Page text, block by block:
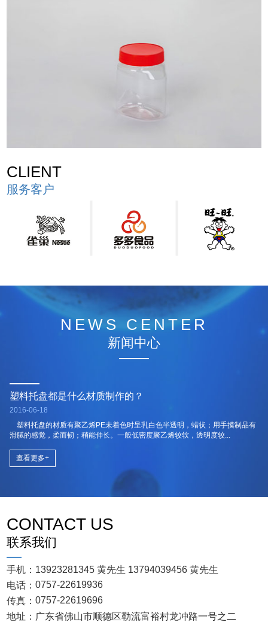
CLIENT
服务客户
NEWS CENTER
新闻中心
塑料托盘都是什么材质制作的？
2016-06-18
塑料托盘的材质有聚乙烯PE未着色时呈乳白色半透明，蜡状；用手摸制品有
滑腻的感觉，柔而韧；稍能伸长。一般低密度聚乙烯较软，透明度较...
查看更多+
CONTACT US
联系我们
手机： 13923281345 黄先生 13794039456 黄先生
电话：0757-22619936
传真：0757-22619696
地址： 广东省佛山市顺德区勒流富裕村龙冲路一号之二